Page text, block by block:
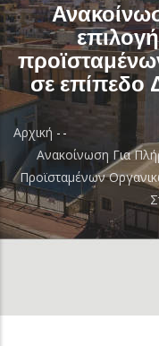
σε επίπεδο
Αρχική - -
Ανακοίνωση Για
Προϊσταμένων